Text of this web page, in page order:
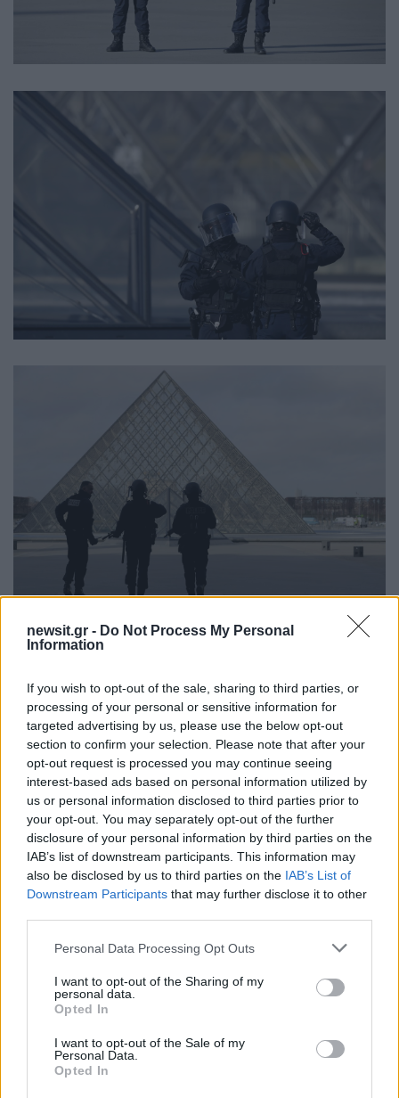
newsit.gr - Do Not Process My Personal
Information
If you wish to opt-out of the sale, sharing to third parties, or
processing of your personal or sensitive information for
targeted advertising by us, please use the below opt-out
section to confirm your selection. Please note that after your
opt-out request is processed you may continue seeing
interest-based ads based on personal information utilized by
us or personal information disclosed to third parties prior to
your opt-out. You may separately opt-out of the further
disclosure of your personal information by third parties on the
IAB’s list of downstream participants. This information may
also be disclosed by us to third parties on the IAB’s List of
Downstream Participants that may further disclose it to other
Please note that this website/app uses one or more Google
not limited to your visit or usage behaviour. You may click to
grant or deny consent to Google and its third-party tags to
use your data for below specified purposes in below Google
consent section.
Personal Data Processing Opt Outs
I want to opt-out of the Sharing of my
personal data.
Opted In
I want to opt-out of the Sale of my
Personal Data.
Opted In
Η περιοχή γύρω από το μουσείο έχει
αποκλειστεί από πολυάριθμους αστυνομικούς
που φορούν αλεξίσφαιρα γιλέκα, διαπίστωσε
δημοσιογράφος του Γαλλικού Πρακτορείου.
Εκπρόσωπος του Λούβρου δήλωσε πως το
μουσείο είναι «κλειστό αυτή τη στιγμή», αλλά δεν
επιβεβαίωσε πληροφορίες ότι εκκενώθηκε.